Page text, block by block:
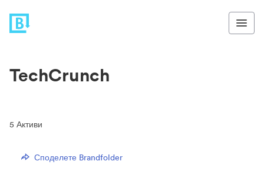
TechCrunch
5 Активи
Споделете Brandfolder